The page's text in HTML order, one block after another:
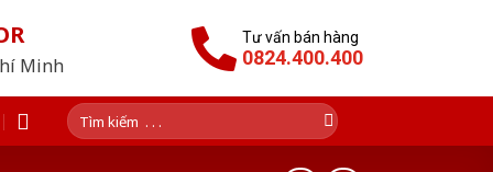
Minh
Tư vấn bán hàng
0824.400.400
Tìm
kiếm: